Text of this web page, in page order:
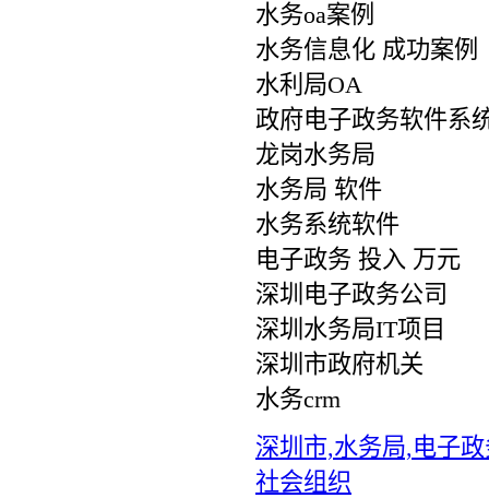
水务oa案例
水务信息化 成功案例
水利局OA
政府电子政务软件系
龙岗水务局
水务局 软件
水务系统软件
电子政务 投入 万元
深圳电子政务公司
深圳水务局IT项目
深圳市政府机关
水务crm
深圳市,水务局,电子
社会组织